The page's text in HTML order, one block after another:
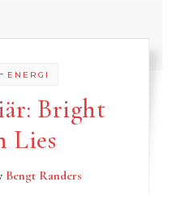
- ENERGI
Bright
Lies
Bengt Randers